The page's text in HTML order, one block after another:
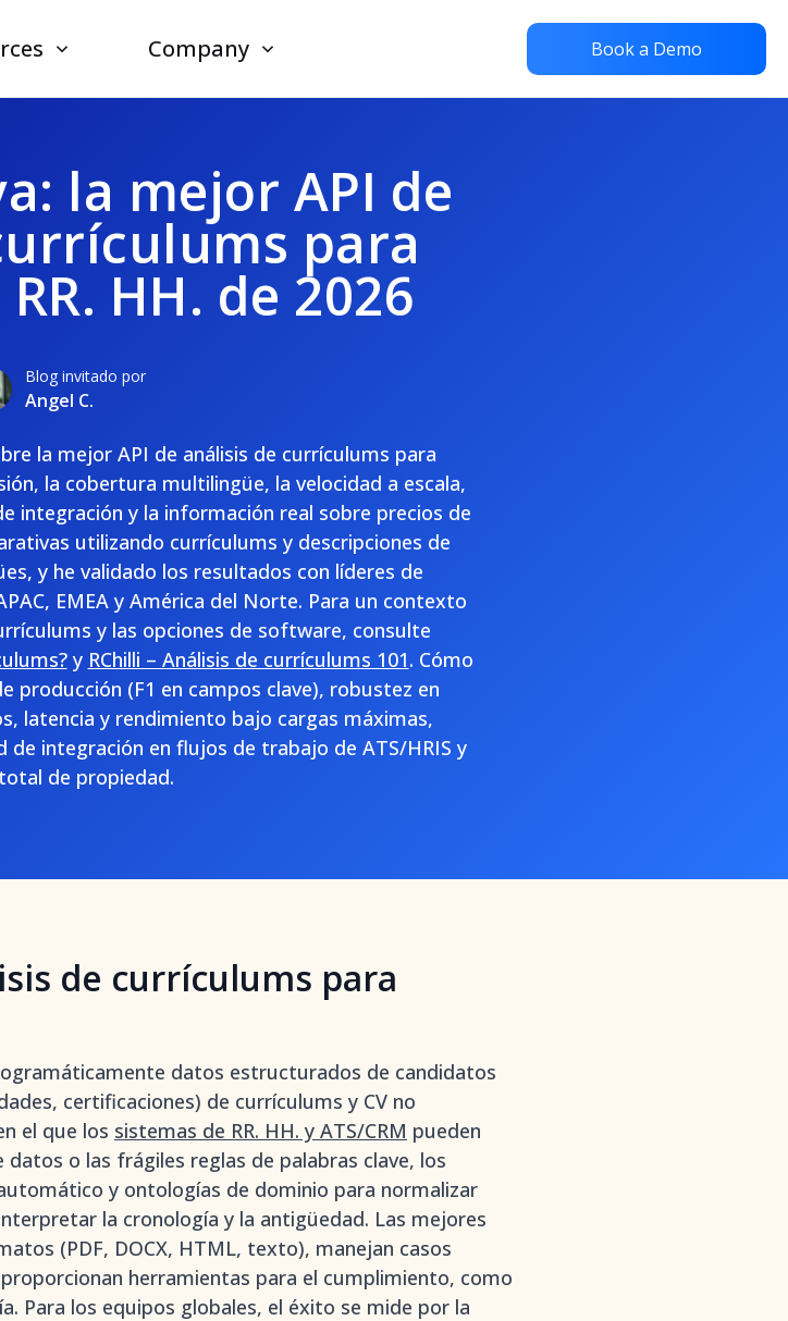
Company Book a Demo
la mejor API de
para
HH. de 2026
Blog invitado por
Angel C.
la mejor API de análisis de currículums para
la cobertura multilingüe, la velocidad a escala,
integración y la información real sobre precios de
utilizando currículums y descripciones de
y he validado los resultados con líderes de
EMEA y América del Norte. Para un contexto
y las opciones de software, consulte
y RChilli – Análisis de currículums 101. Cómo
producción (F1 en campos clave), robustez en
latencia y rendimiento bajo cargas máximas,
integración en flujos de trabajo de ATS/HRIS y
de propiedad.
de currículums para
datos estructurados de candidatos
certificaciones) de currículums y CV no
el que los sistemas de RR. HH. y ATS/CRM pueden
o las frágiles reglas de palabras clave, los
y ontologías de dominio para normalizar
la cronología y la antigüedad. Las mejores
(PDF, DOCX, HTML, texto), manejan casos
herramientas para el cumplimiento, como
Para los equipos globales, el éxito se mide por la